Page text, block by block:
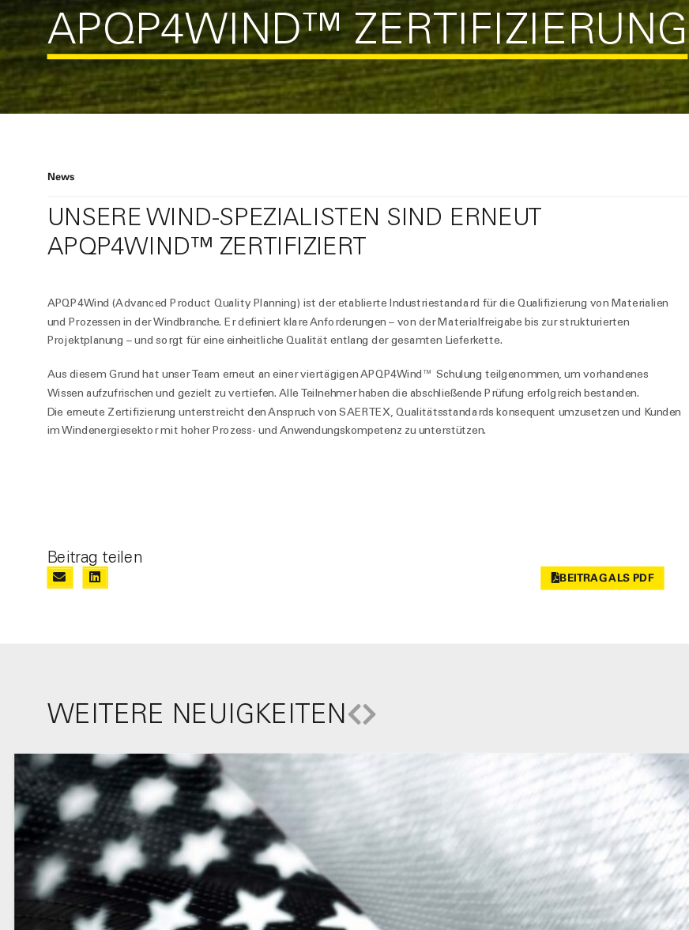
APQP4WIND™ ZERTIFIZIERUNG
News
UNSERE WIND-SPEZIALISTEN SIND ERNEUT
APQP4WIND™ ZERTIFIZIERT
APQP4Wind (Advanced Product Quality Planning) ist der etablierte Industriestandard für die Qualifizierung von Materialien
und Prozessen in der Windbranche. Er definiert klare Anforderungen – von der Materialfreigabe bis zur strukturierten
Projektplanung – und sorgt für eine einheitliche Qualität entlang der gesamten Lieferkette.
Aus diesem Grund hat unser Team erneut an einer viertägigen APQP4Wind™ Schulung teilgenommen, um vorhandenes
Wissen aufzufrischen und gezielt zu vertiefen. Alle Teilnehmer haben die abschließende Prüfung erfolgreich bestanden.
Die erneute Zertifizierung unterstreicht den Anspruch von SAERTEX, Qualitätsstandards konsequent umzusetzen und Kunden
im Windenergiesektor mit hoher Prozess- und Anwendungskompetenz zu unterstützen.
Beitrag teilen
BEITRAG ALS PDF
WEITERE NEUIGKEITEN